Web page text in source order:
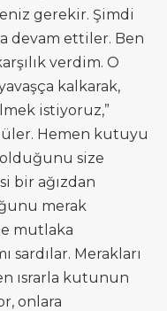
gerekir. Şimdi
devam ettiler. Ben
verdim. O
kalkarak,
istiyoruz,”
Hemen kutuyu
olduğunu size
bir ağızdan
merak
mutlaka
sardılar. Merakları
ısrarla kutunun
onlara